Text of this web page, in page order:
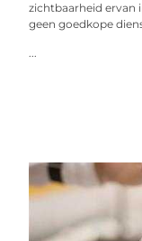
zichtbaarheid ervan
geen goedkope
...